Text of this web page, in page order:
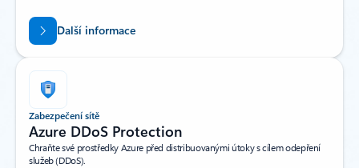
Další informace
Zabezpečení sítě
Azure DDoS Protection
Chraňte své prostředky Azure před distribuovanými útoky s cílem odepření
služeb (DDoS).